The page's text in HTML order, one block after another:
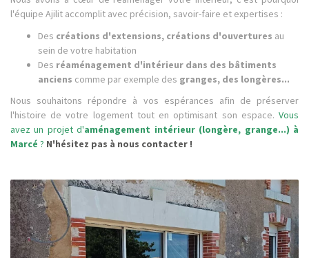
l'équipe Ajilit accomplit avec précision, savoir-faire et expertises :
Des créations d'extensions, créations d'ouvertures au
sein de votre habitation
Des réaménagement d'intérieur dans des bâtiments
anciens comme par exemple des granges, des longères...
Nous souhaitons répondre à vos espérances afin de préserver
l'histoire de votre logement tout en optimisant son espace. Vous
avez un projet d'aménagement intérieur (longère, grange...) à
Marcé ? N'hésitez pas à nous contacter !